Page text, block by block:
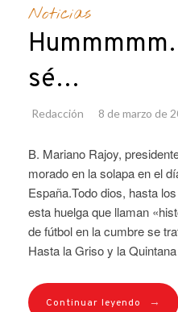
Noticias
sé…
Redacción 8 de marzo de
B. Mariano Rajoy,
morado en la solapa en el
España.Todo dios, hasta
esta huelga que llaman
de fútbol en la cumbre se
Hasta la Griso y la
Continuar leyendo →